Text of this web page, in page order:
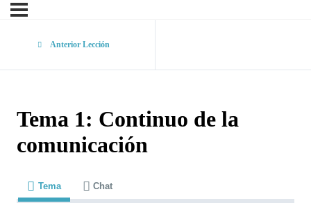
Anterior Lección
Tema 1: Continuo de la
comunicación
Tema Chat